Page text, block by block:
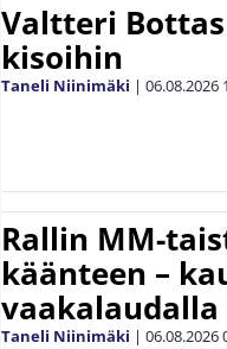
Valtteri
kisoihin
Taneli Niinimäki | 06.08.2026
Rallin MM-
käänteen –
vaakalaudalla
Taneli Niinimäki | 06.08.2026